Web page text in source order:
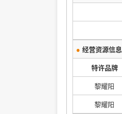
● 经营资源信息
特许品牌
黎耀阳
黎耀阳